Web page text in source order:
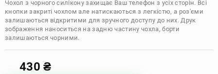
Чохол з чорного силікону захищає Ваш телефон з усіх сторін. Всі
кнопки закриті чохлом але натискаються з легкістю, а роз'єми
залишаються відкритими для зручного доступу до них. Друк
зображення наноситься на задню частину чохла, борти
залишаються чорними.
430₴